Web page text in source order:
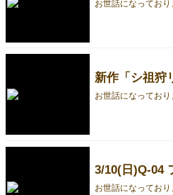
新作「シ祖狩